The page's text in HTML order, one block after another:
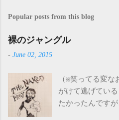
Popular posts from this blog
裸のジャングル
- June 02, 2015
（※笑ってる変
がけて逃げてい
たかったんです